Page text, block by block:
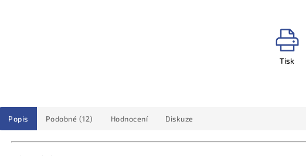
Tisk
Popis Podobné (12) Hodnocení Diskuze